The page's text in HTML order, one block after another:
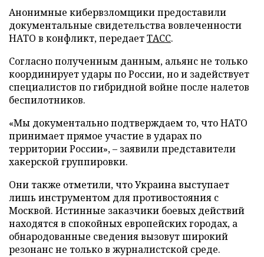
Анонимные кибервзломщики предоставили
документальные свидетельства вовлеченности
НАТО в конфликт, передаетТАСС.
Согласно полученным данным, альянс не только
координирует удары по России, но и задействует
специалистов по гибридной войне после налетов
беспилотников.
«Мы документально подтверждаем то, что НАТО
принимает прямое участие в ударах по
территории России», – заявили представители
хакерской группировки.
Они также отметили, что Украина выступает
лишь инструментом для противостояния с
Москвой. Истинные заказчики боевых действий
находятся в спокойных европейских городах, а
обнародованные сведения вызовут широкий
резонанс не только в журналистской среде.